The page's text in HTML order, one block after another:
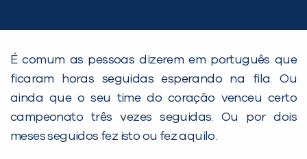
É comum as pessoas dizerem em português que
ficaram horas seguidas esperando na fila. Ou
ainda que o seu time do coração venceu certo
campeonato três vezes seguidas. Ou por dois
meses seguidos fez isto ou fez aquilo.
PEÇA UMA DEMONSTRAÇÃO DE MÉTODO